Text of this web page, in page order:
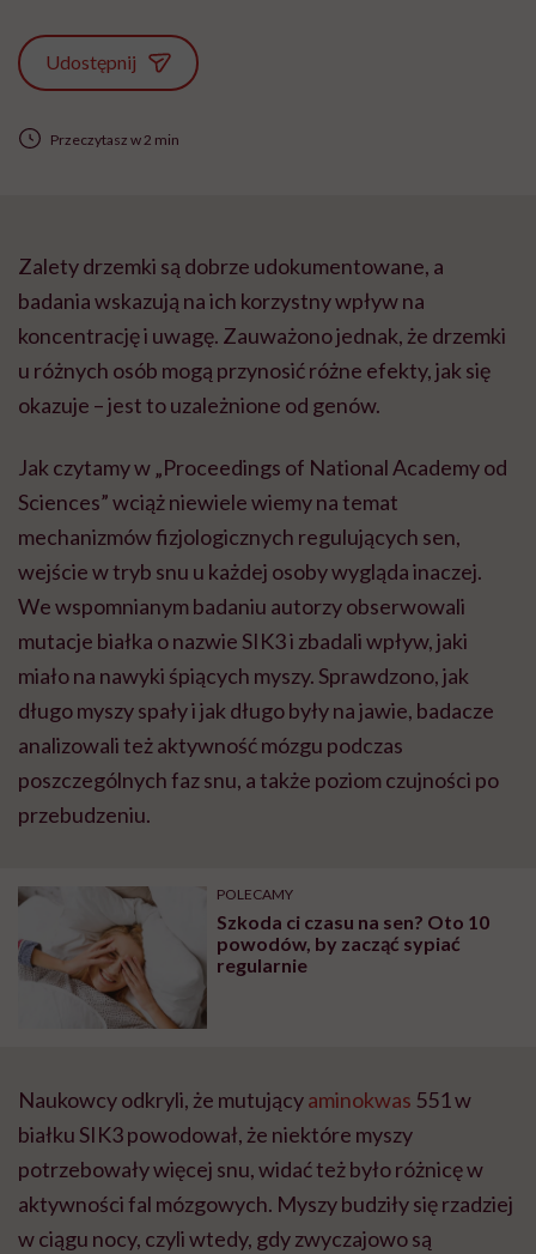
Udostępnij
Przeczytasz w 2 min
Zalety drzemki są dobrze udokumentowane, a
badania wskazują na ich korzystny wpływ na
koncentrację i uwagę. Zauważono jednak, że drzemki
u różnych osób mogą przynosić różne efekty, jak się
okazuje – jest to uzależnione od genów.
Jak czytamy w „Proceedings of National Academy od
Sciences” wciąż niewiele wiemy na temat
mechanizmów fizjologicznych regulujących sen,
wejście w tryb snu u każdej osoby wygląda inaczej.
We wspomnianym badaniu autorzy obserwowali
mutacje białka o nazwie SIK3 i zbadali wpływ, jaki
miało na nawyki śpiących myszy. Sprawdzono, jak
długo myszy spały i jak długo były na jawie, badacze
analizowali też aktywność mózgu podczas
poszczególnych faz snu, a także poziom czujności po
przebudzeniu.
POLECAMY
Szkoda ci czasu na sen? Oto 10
powodów, by zacząć sypiać
regularnie
Naukowcy odkryli, że mutującyaminokwas 551 w
białku SIK3 powodował, że niektóre myszy
potrzebowały więcej snu, widać też było różnicę w
aktywności fal mózgowych. Myszy budziły się rzadziej
w ciągu nocy, czyli wtedy, gdy zwyczajowo są